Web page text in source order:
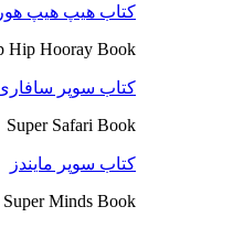
کتاب هیپ هیپ
Hip Hooray Book
کتاب سوپر
Super Safari Book
کتاب سوپر مایندز
Super Minds Book